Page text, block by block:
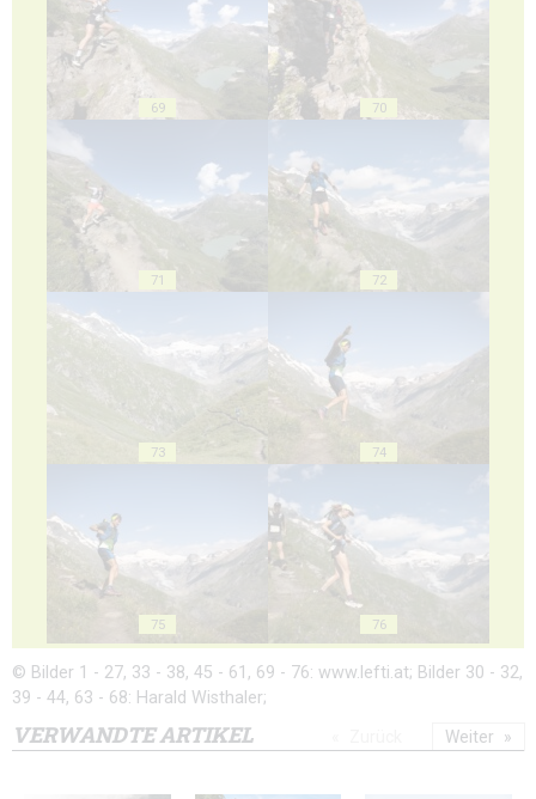
69 70
71 72
73 74
75 76
© Bilder 1 - 27, 33 - 38, 45 - 61, 69 - 76: www.lefti.at; Bilder 30 - 32,
39 - 44, 63 - 68: Harald Wisthaler;
VERWANDTE ARTIKEL Weiter